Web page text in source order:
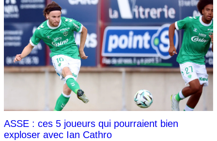
ASSE : ces 5 joueurs qui pourraient bien
exploser avec Ian Cathro